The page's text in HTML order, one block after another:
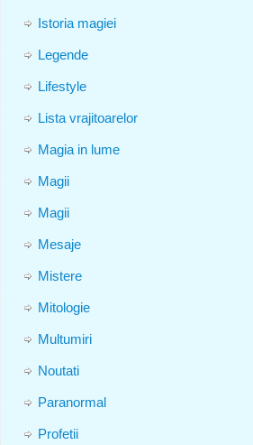
Istoria magiei
Legende
Lifestyle
Lista vrajitoarelor
Magia in lume
Magii
Magii
Mesaje
Mistere
Mitologie
Multumiri
Noutati
Paranormal
Profetii